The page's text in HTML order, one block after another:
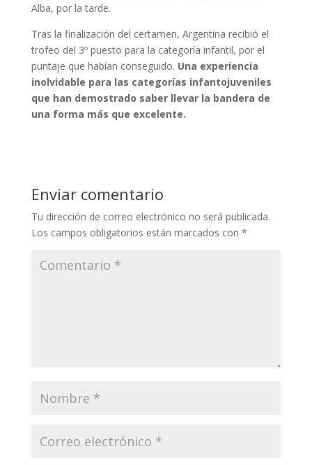
Alba, por la tarde.
Tras la finalización del certamen, Argentina recibió el
trofeo del 3º puesto para la categoría infantil, por el
puntaje que habían conseguido. Una experiencia
inolvidable para las categorías infantojuveniles
que han demostrado saber llevar la bandera de
una forma más que excelente.
Enviar comentario
Tu dirección de correo electrónico no será publicada.
Los campos obligatorios están marcados con *